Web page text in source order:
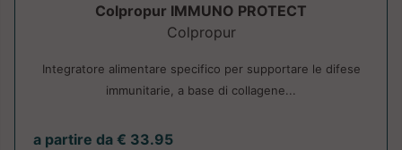
Colpropur IMMUNO PROTECT
Colpropur
Integratore alimentare specifico per supportare le difese
immunitarie, a base di collagene...
a partire da € 33.95